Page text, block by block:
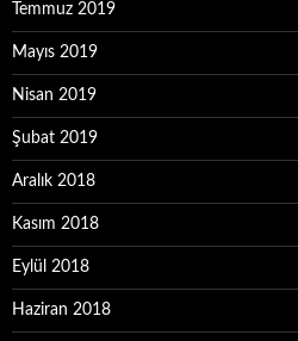
Temmuz 2019
Mayıs 2019
Nisan 2019
Şubat 2019
Aralık 2018
Kasım 2018
Eylül 2018
Haziran 2018